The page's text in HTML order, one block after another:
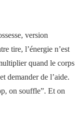
version
tire, l’énergie n’est
quand le corps
demander de l’aide.
on souffle”. Et on